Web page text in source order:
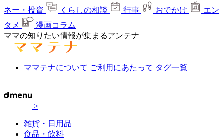
ネー・投資
くらしの相談 行事 おでかけ
エン
タメ
漫画コラム
ママの知りたい情報が集まるアンテナ
ママテナについて ご利用にあたって タグ一覧
>
雑貨・日用品
食品・飲料